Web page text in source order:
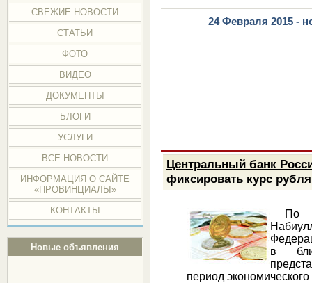
СВЕЖИЕ НОВОСТИ
СТАТЬИ
ФОТО
ВИДЕО
ДОКУМЕНТЫ
БЛОГИ
УСЛУГИ
ВСЕ НОВОСТИ
ИНФОРМАЦИЯ О САЙТЕ
«ПРОВИНЦИАЛЫ»
КОНТАКТЫ
Новые объявления
24 Февраля 2015 -
Центральный банк
фиксировать курс рубля
По
в
период